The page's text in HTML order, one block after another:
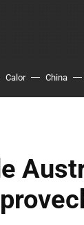
Calor China